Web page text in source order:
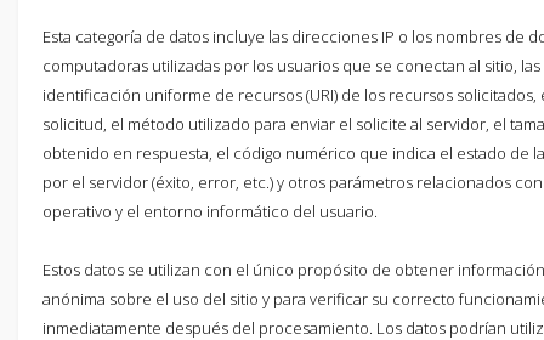
Esta categoría de datos incluye las direcciones IP o los nombres de
computadoras utilizadas por los usuarios que se conectan al sitio,
identificación uniforme de recursos (URI) de los recursos solicitados,
solicitud, el método utilizado para enviar el solicite al servidor, el
obtenido en respuesta, el código numérico que indica el estado de
por el servidor (éxito, error, etc.) y otros parámetros relacionados
operativo y el entorno informático del usuario.
Estos datos se utilizan con el único propósito de obtener
anónima sobre el uso del sitio y para verificar su correcto
inmediatamente después del procesamiento. Los datos podrían